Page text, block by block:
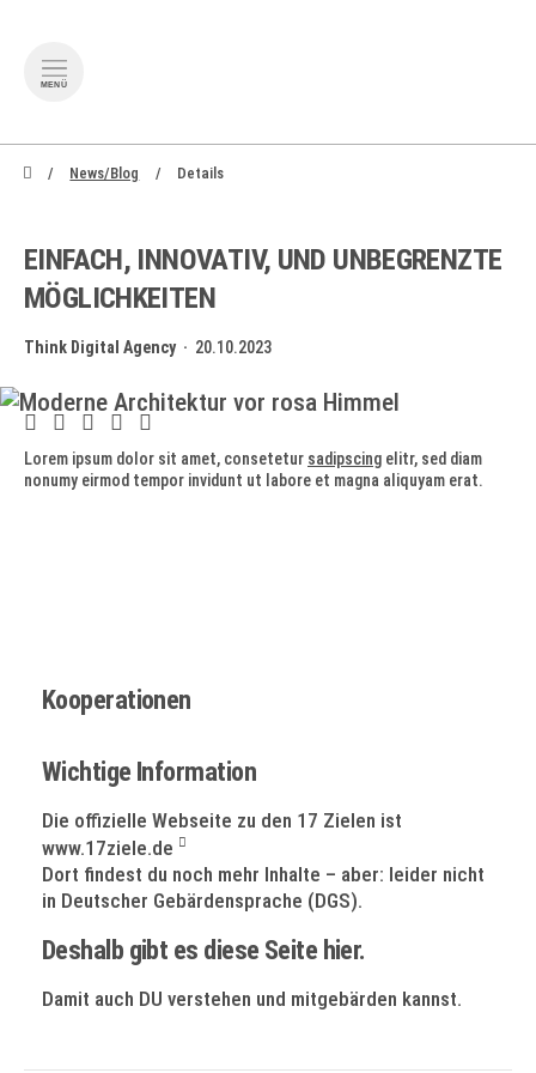
MENÜ
zum Inhalt springen
News/Blog Details
EINFACH, INNOVATIV, UND UNBEGRENZTE
MÖGLICHKEITEN
Think Digital Agency · 20.10.2023
Lorem ipsum dolor sit amet, consetetur sadipscing elitr, sed diam
nonumy eirmod tempor invidunt ut labore et magna aliquyam erat.
Kooperationen
Wichtige Information
Die offizielle Webseite zu den 17 Zielen ist
www.17ziele.de
Dort findest du noch mehr Inhalte – aber: leider nicht
in Deutscher Gebärdensprache (DGS).
Deshalb gibt es diese Seite hier.
Damit auch DU verstehen und mitgebärden kannst.